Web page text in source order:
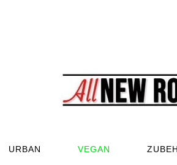
URBAN VEGAN